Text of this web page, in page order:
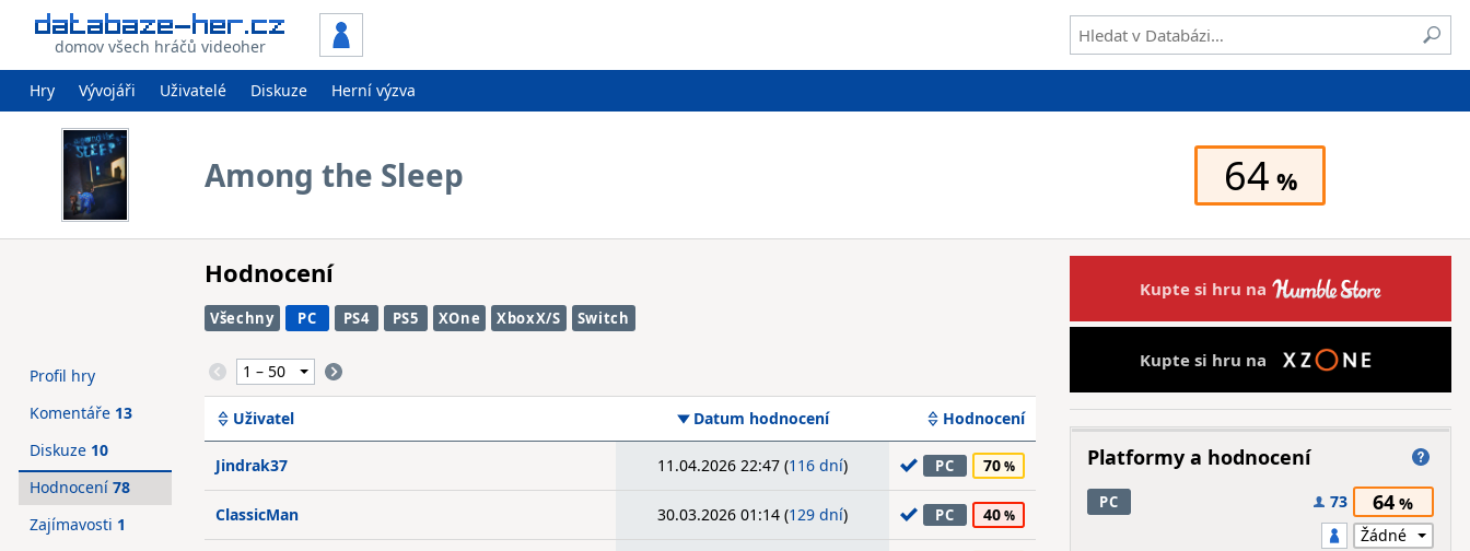
domov všech hráčů videoher
Hry Vývojáři Uživatelé Diskuze Herní výzva
Among the Sleep 64
Hodnocení
Všechny PC PS4 PS5 XOne XboxX/S Switch
Uživatel Datum hodnocení Hodnocení
Jindrak37 11.04.2026 22:47 (116 dní) PC 70
ClassicMan 30.03.2026 01:14 (129 dní) PC 40
Profil hry
Komentáře 13
Diskuze 10
Hodnocení 78
Zajímavosti 1
Kupte si hru na
Kupte si hru na
Platformy a hodnocení
PC 73 64